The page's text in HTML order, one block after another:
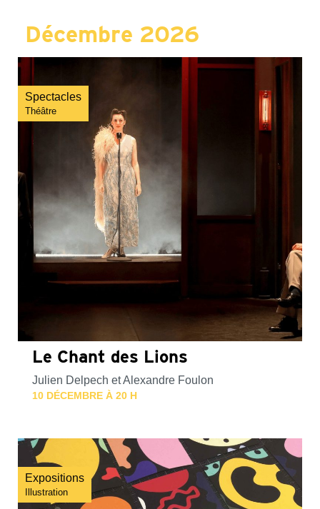
Décembre 2026
Spectacles
Théâtre
Le Chant des Lions
Julien Delpech et Alexandre Foulon
10 DÉCEMBRE À 20 H
Expositions
Illustration